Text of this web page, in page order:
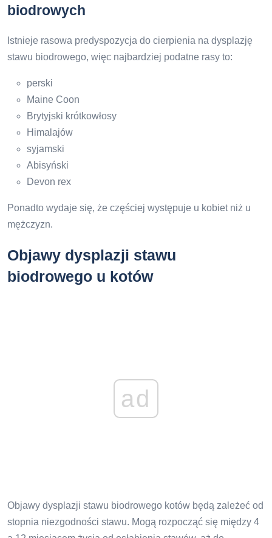
biodrowych
Istnieje rasowa predyspozycja do cierpienia na dysplazję
stawu biodrowego, więc najbardziej podatne rasy to:
perski
Maine Coon
Brytyjski krótkowłosy
Himalajów
syjamski
Abisyński
Devon rex
Ponadto wydaje się, że częściej występuje u kobiet niż u
mężczyzn.
Objawy dysplazji stawu
biodrowego u kotów
ad
Objawy dysplazji stawu biodrowego kotów będą zależeć od
stopnia niezgodności stawu. Mogą rozpocząć się między 4